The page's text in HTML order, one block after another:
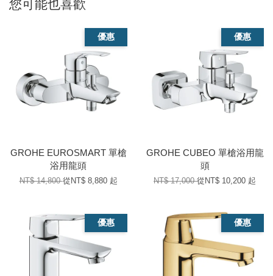
您可能也喜歡
優惠
GROHE EUROSMART 單槍
浴用龍頭
NT$ 14,800從 NT$ 8,880 起
優惠
GROHE CUBEO 單槍浴用龍
頭
NT$ 17,000從 NT$ 10,200 起
優惠 優惠